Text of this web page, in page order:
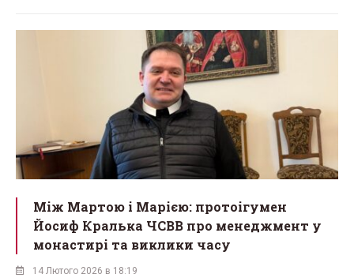
Між Мартою і Марією: протоігумен
Йосиф Кралька ЧСВВ про менеджмент у
монастирі та виклики часу
14 Лютого 2026 в 18:19